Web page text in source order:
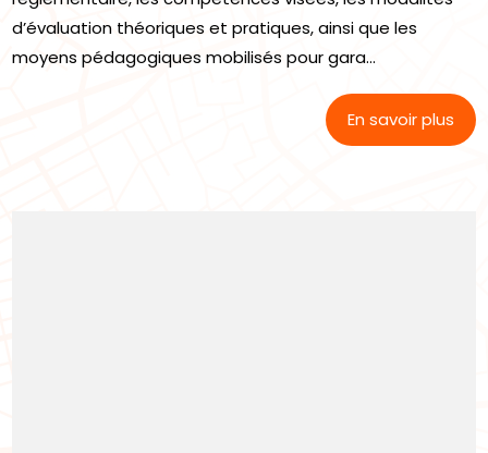
d’évaluation théoriques et pratiques, ainsi que les
moyens pédagogiques mobilisés pour gara...
En savoir plus